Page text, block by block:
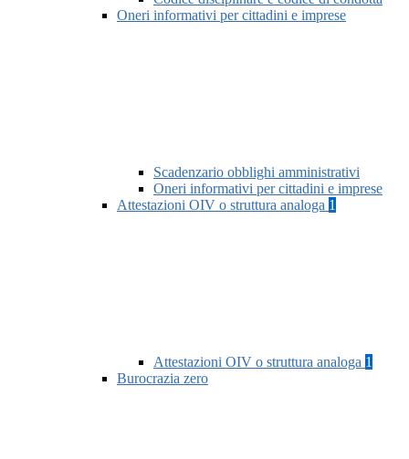
Oneri informativi per cittadini e imprese
Scadenzario obblighi amministrativi
Oneri informativi per cittadini e imprese
Attestazioni OIV o struttura analoga 1
Attestazioni OIV o struttura analoga 1
Burocrazia zero